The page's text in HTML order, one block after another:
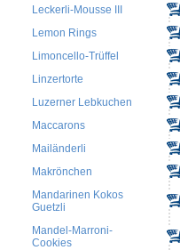
Leckerli-Mousse III
Lemon Rings
Limoncello-Trüffel
Linzertorte
Luzerner Lebkuchen
Maccarons
Mailänderli
Makrönchen
Mandarinen Kokos
Guetzli
Mandel-Marroni-
Cookies